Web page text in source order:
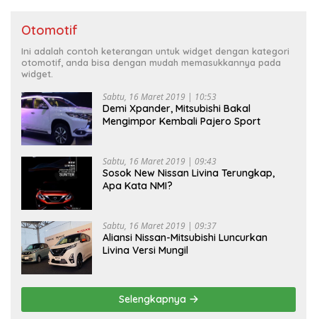
Otomotif
Ini adalah contoh keterangan untuk widget dengan kategori
otomotif, anda bisa dengan mudah memasukkannya pada
widget.
Sabtu, 16 Maret 2019 | 10:53
Demi Xpander, Mitsubishi Bakal
Mengimpor Kembali Pajero Sport
Sabtu, 16 Maret 2019 | 09:43
Sosok New Nissan Livina Terungkap,
Apa Kata NMI?
Sabtu, 16 Maret 2019 | 09:37
Aliansi Nissan-Mitsubishi Luncurkan
Livina Versi Mungil
Selengkapnya